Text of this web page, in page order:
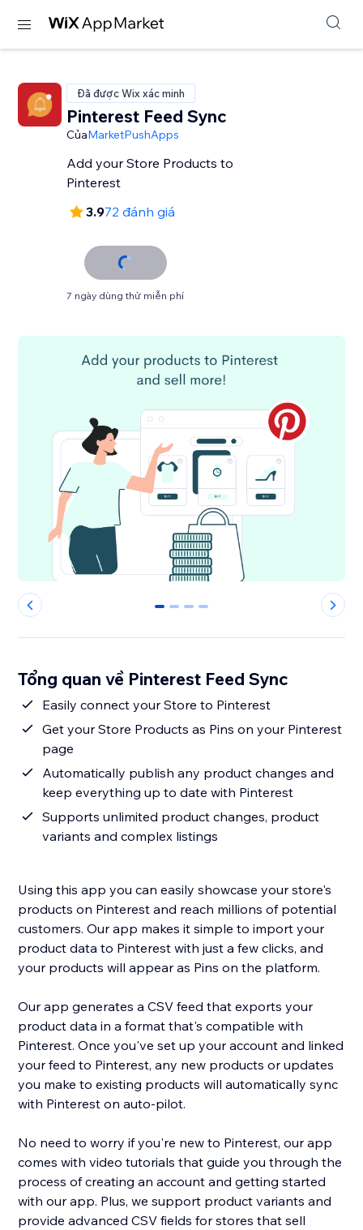
Đã được Wix xác minh
Pinterest Feed Sync
CủaMarketPushApps
Add your Store Products to
Pinterest
3.972 đánh giá
7 ngày dùng thử miễn phí
0 1 2 3
Tổng quan về Pinterest Feed Sync
Easily connect your Store to Pinterest
Get your Store Products as Pins on your Pinterest
page
Automatically publish any product changes and
keep everything up to date with Pinterest
Supports unlimited product changes, product
variants and complex listings
Using this app you can easily showcase your store's
products on Pinterest and reach millions of potential
customers. Our app makes it simple to import your
product data to Pinterest with just a few clicks, and
your products will appear as Pins on the platform.
Our app generates a CSV feed that exports your
product data in a format that's compatible with
Pinterest. Once you've set up your account and linked
your feed to Pinterest, any new products or updates
you make to existing products will automatically sync
with Pinterest on auto-pilot.
No need to worry if you're new to Pinterest, our app
comes with video tutorials that guide you through the
process of creating an account and getting started
with our app. Plus, we support product variants and
provide advanced CSV fields for stores that sell